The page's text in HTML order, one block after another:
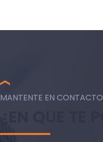
MANTENTE EN CONTACTO